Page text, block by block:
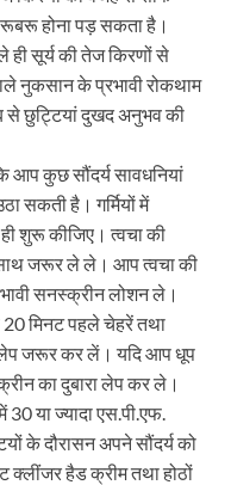
होना पड़ सकता है।
ही सूर्य की तेज किरणों से
नुकसान के प्रभावी रोकथाम
से छुट्टियां दुखद अनुभव की
आप कुछ सौंदर्य सावधनियां
सकती है। गर्मियों में
ही शुरू कीजिए। त्वचा की
जरूर ले ले। आप त्वचा की
सनस्क्रीन लोशन ले।
20 मिनट पहले चेहरें तथा
जरूर कर लें। यदि आप धूप
का दुबारा लेप कर ले।
या ज्यादा एस.पी.एफ.
के दौरासन अपने सौंदर्य को
क्लींजर हैड क्रीम तथा होठों